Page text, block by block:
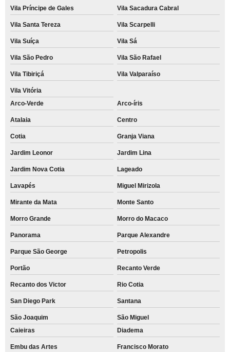
Vila Príncipe de Gales Vila Sacadura Cabral
Vila Santa Tereza Vila Scarpelli
Vila Suíça Vila Sá
Vila São Pedro Vila São Rafael
Vila Tibiriçá Vila Valparaíso
Vila Vitória
Arco-Verde
Arco-íris
Atalaia Centro
Cotia Granja Viana
Jardim Leonor Jardim Lina
Jardim Nova Cotia Lageado
Lavapés Miguel Mirizola
Mirante da Mata Monte Santo
Morro Grande Morro do Macaco
Panorama Parque Alexandre
Parque São George Petropolis
Portão Recanto Verde
Recanto dos Victor Rio Cotia
San Diego Park Santana
São Joaquim
São Miguel
Caieiras
Diadema
Embu das Artes Francisco Morato